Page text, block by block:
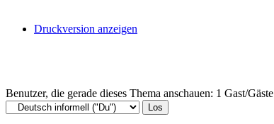
Druckversion anzeigen
Benutzer, die gerade dieses Thema anschauen: 1 Gast/Gäste